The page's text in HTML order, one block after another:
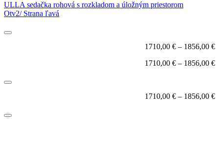
ULLA sedačka rohová s rozkladom a úložným priestorom
Otv2/ Strana ľavá
1710,00 € – 1856,00 €
1710,00 € – 1856,00 €
1710,00 € – 1856,00 €